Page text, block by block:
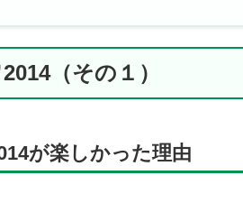
（その１）
が楽しかった理由